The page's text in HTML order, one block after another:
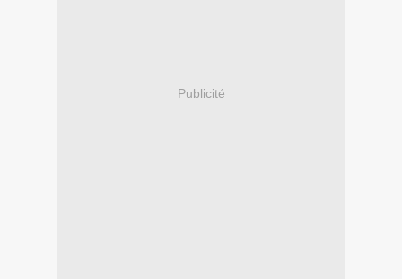
Publicité